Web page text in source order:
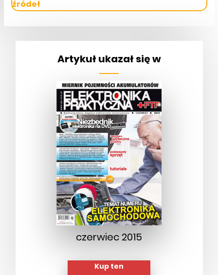
źródeł
Artykuł ukazał się w
czerwiec 2015
Kup ten